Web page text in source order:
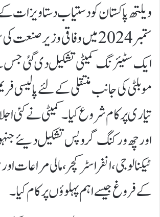
ویلتھ پاکستان کو دستیاب دستاویزات
ستمبر 2024 میں وفاقی وزیر
ایک سٹیئرنگ کمیٹی تشکیل دی گئی
موبلٹی کی جانب منتقلی کے لئے پالیسی
تیاری پر کام شروع کیا۔ کمیٹی نے کئی
اور چھ ورکنگ گروپس تشکیل دیئے
ٹیکنالوجی، انفراسٹرکچر، مالی مراعات
کے فروغ جیسے اہم پہلوؤں پر کام کیا۔